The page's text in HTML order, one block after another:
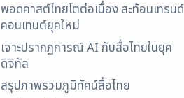
พอดคาสต์ไทยโตต่อเนื่อง สะท้อนเทรนด์
คอนเทนต์ยุคใหม่
เจาะปรากฏการณ์ AI กับสื่อไทยในยุค
ดิจิทัล
สรุปภาพรวมภูมิทัศน์สื่อไทย